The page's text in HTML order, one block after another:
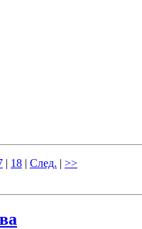
| 18 | След. | >>